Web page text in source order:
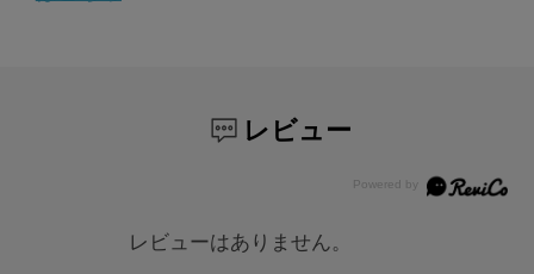
レビュー
レビューはありません。